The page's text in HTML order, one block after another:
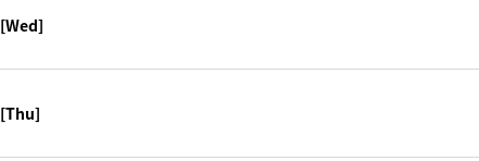
[Wed]
[Thu]